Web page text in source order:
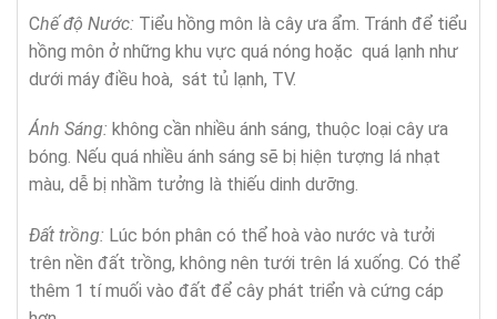
Chế độ Nước: Tiểu hồng môn là cây ưa ẩm. Tránh để tiểu
hồng môn ở những khu vực quá nóng hoặc quá lạnh như
dưới máy điều hoà, sát tủ lạnh, TV.
Ánh Sáng: không cần nhiều ánh sáng, thuộc loại cây ưa
bóng. Nếu quá nhiều ánh sáng sẽ bị hiện tượng lá nhạt
màu, dễ bị nhầm tưởng là thiếu dinh dưỡng.
Đất trồng: Lúc bón phân có thể hoà vào nước và tưởi
trên nền đất trồng, không nên tưới trên lá xuống. Có thể
thêm 1 tí muối vào đất để cây phát triển và cứng cáp